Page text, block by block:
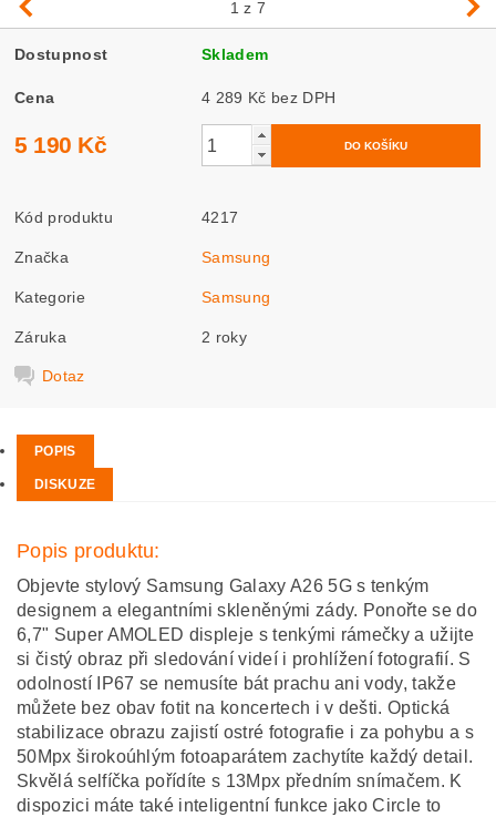
1 z 7
Dostupnost Skladem
Cena 4 289 Kč bez DPH
5 190 Kč
Kód produktu 4217
Značka Samsung
Kategorie Samsung
Záruka 2 roky
Dotaz
POPIS
DISKUZE
Popis produktu:
Objevte stylový Samsung Galaxy A26 5G s tenkým
designem a elegantními skleněnými zády. Ponořte se do
6,7" Super AMOLED displeje s tenkými rámečky a užijte
si čistý obraz při sledování videí i prohlížení fotografií. S
odolností IP67 se nemusíte bát prachu ani vody, takže
můžete bez obav fotit na koncertech i v dešti. Optická
stabilizace obrazu zajistí ostré fotografie i za pohybu a s
50Mpx širokoúhlým fotoaparátem zachytíte každý detail.
Skvělá selfíčka pořídíte s 13Mpx předním snímačem. K
dispozici máte také inteligentní funkce jako Circle to